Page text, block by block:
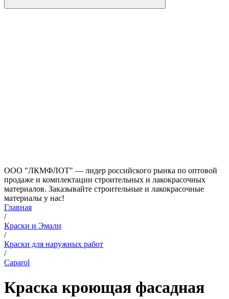
ООО "ЛКМФЛОТ" — лидер российского рынка по оптовой
продаже и комплектации строительных и лакокрасочных
материалов. Заказывайте строительные и лакокрасочные
материалы у нас!
Главная
/
Краски и Эмали
/
Краски для наружных работ
/
Caparol
Краска кроющая фасадная